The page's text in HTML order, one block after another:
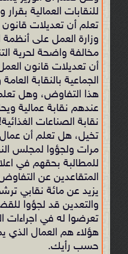
للنقابات العمالية
تعلم أن تعديلات
وزارة العمل على أنظمة
مخالفة واضحة لحرية
أن تعديلات قانون
الجماعية بالنقابة
هذا التفاوض، وهل
عندهم نقابة عمالية
نقابة الصناعات
تخيل، هل تعلم أن عمال
مرات ولجؤوا لمجلس
للمطالبة بحقهم في
المتقاعدين عن
يزيد عن مائة نقابي
والتعدين قد لجؤوا
تعرضوا له في اجراءات
هؤلاء هم العمال الذي
حسب رأيك.